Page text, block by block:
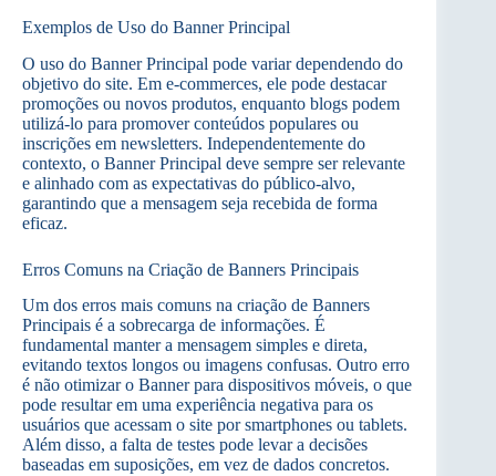
Exemplos de Uso do Banner Principal
O uso do Banner Principal pode variar dependendo do
objetivo do site. Em e-commerces, ele pode destacar
promoções ou novos produtos, enquanto blogs podem
utilizá-lo para promover conteúdos populares ou
inscrições em newsletters. Independentemente do
contexto, o Banner Principal deve sempre ser relevante
e alinhado com as expectativas do público-alvo,
garantindo que a mensagem seja recebida de forma
eficaz.
Erros Comuns na Criação de Banners Principais
Um dos erros mais comuns na criação de Banners
Principais é a sobrecarga de informações. É
fundamental manter a mensagem simples e direta,
evitando textos longos ou imagens confusas. Outro erro
é não otimizar o Banner para dispositivos móveis, o que
pode resultar em uma experiência negativa para os
usuários que acessam o site por smartphones ou tablets.
Além disso, a falta de testes pode levar a decisões
baseadas em suposições, em vez de dados concretos.